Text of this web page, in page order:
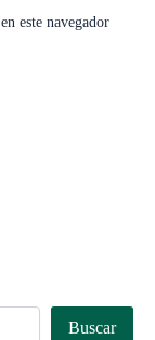
este navegador
Buscar